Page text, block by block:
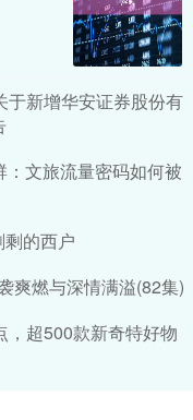
于新增华安证券股份有
：文旅流量密码如何被
的西户
爽燃与深情满溢(82集)
，超500款新奇特好物